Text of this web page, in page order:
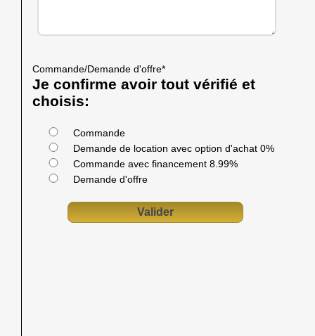
Commande/Demande d'offre*
Je confirme avoir tout vérifié et
choisis:
Commande
Demande de location avec option d'achat 0%
Commande avec financement 8.99%
Demande d'offre